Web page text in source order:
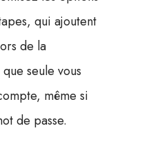
qui ajoutent
de la
seule vous
même si
de passe.